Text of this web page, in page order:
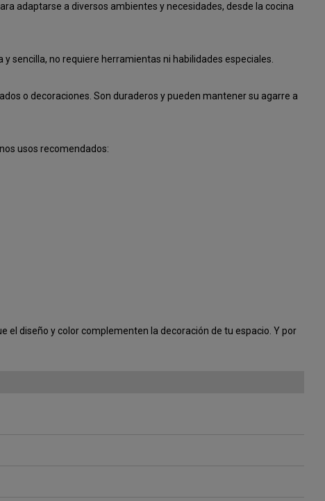
adaptarse a diversos ambientes y necesidades, desde la cocina
sencilla, no requiere herramientas ni habilidades especiales.
o decoraciones. Son duraderos y pueden mantener su agarre a
usos recomendados:
el diseño y color complementen la decoración de tu espacio. Y por